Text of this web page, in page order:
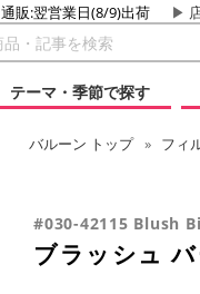
通販:翌営業日(8/9)出荷
テーマ・季節で探す
バルーン トップ フィ
#030-42115 Blush
ブラッシュ